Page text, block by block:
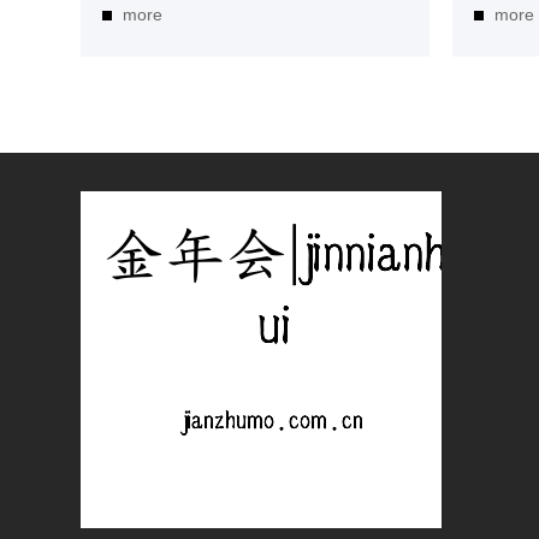
more more